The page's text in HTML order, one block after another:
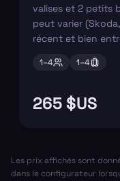
valises et 2 petits
peut varier
récent et bien
1–4 1–4
265 $US
Les prix affichés sont
dans le configurateur